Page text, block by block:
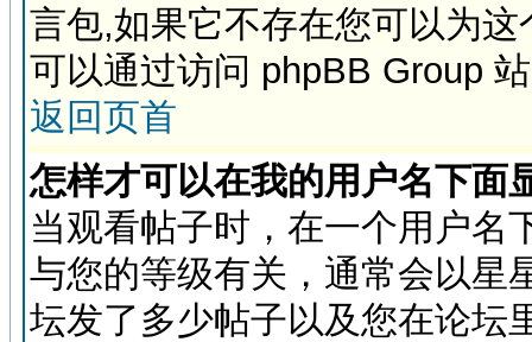
言包,如果它不存在您可以为
可以通过访问 phpBB Group
返回页首
怎样才可以在我的用户名下面
当观看帖子时，在一个用户名
与您的等级有关，通常会以星
坛发了多少帖子以及您在论坛